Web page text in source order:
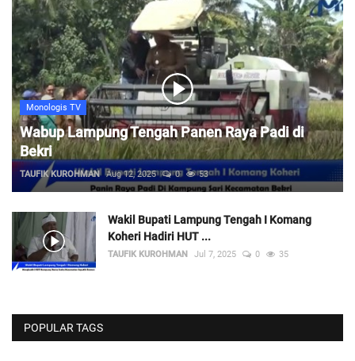
Monologis TV
Wabup Lampung Tengah Panen Raya Padi di
Bekri
TAUFIK KUROHMAN Aug 12, 2025 0 53
Wakil Bupati Lampung Tengah I Komang
Koheri Hadiri HUT ...
TAUFIK KUROHMAN Jul 7, 2025 0 35
POPULAR TAGS